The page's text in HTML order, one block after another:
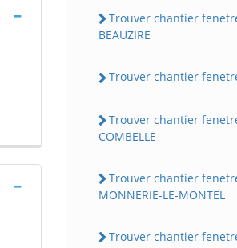
Trouver chantier
BEAUZIRE
Trouver chantier
Trouver chantier
COMBELLE
Trouver chantier
MONNERIE-LE-MONTEL
Trouver chantier